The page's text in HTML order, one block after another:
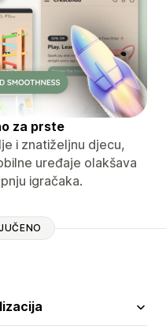
za prste
i znatiželjnu djecu,
uređaje olakšava
igračaka.